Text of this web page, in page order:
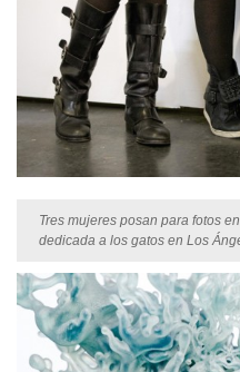
Tres mujeres posan para fotos
dedicada a los gatos en Los